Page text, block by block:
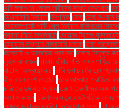
৪টি লক্ষণ যা কেবল নারীদের মধ্যে দেখা যায়
ডিএসসিসি নির্বাচন ডিপসিক ডেঙ্গু ডেঙ্গু হওয়ার
ডেভেলপমেন্ট পার্টি পেল নির্বাচন কমিশনের
ব্যবসা নিয়ে সতর্কবার্তা ডোনাল্ড ট্রাম্প
ড্রোনের মাধ্যমে নজরদারি চলছে ঢাকা
ছিনতাই ও ডাকাতির প্রবণতা ঢাকায় নিযুক্ত
লুইস বলেছেন ঢাকায় হাঁটার গতি এখন গাড়ির
বাতাস ‘অস্বাস্থ্যকর’ ঢাবি উপাচার্যের দুঃখ
হীন বাংলাদেশ বেতার” তবে আমরাও পরাজিত
চরিত্রে দুর্দান্ত স্ট্যান তরুণ-তরুণীদের অঙ্গ-
অ্যালকোহল তরুণদের নতুন রাজনৈতিক দলের
এখনও চূড়ান্ত হয়নি। তবে জানা গেছে তা